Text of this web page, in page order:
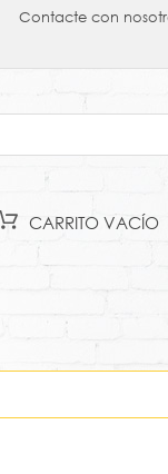
Contacte con
CARRITO VACÍO